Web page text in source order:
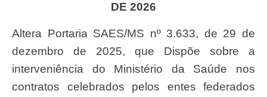
DE 2026
Altera Portaria SAES/MS nº 3.633, de 29 de
dezembro de 2025, que Dispõe sobre a
interveniência do Ministério da Saúde nos
contratos celebrados pelos entes federados